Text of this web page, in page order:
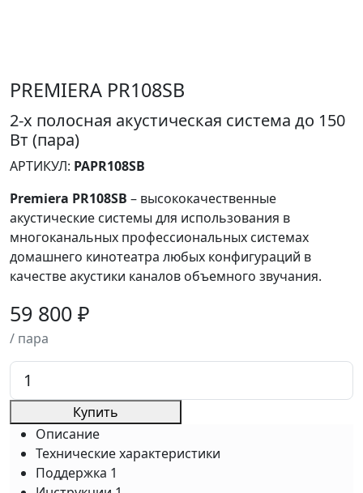
PREMIERA PR108SB
2-х полосная акустическая система до 150
Вт (пара)
АРТИКУЛ: PAPR108SB
Premiera PR108SB – высококачественные
акустические системы для использования в
многоканальных профессиональных системах
домашнего кинотеатра любых конфигураций в
качестве акустики каналов объемного звучания.
59 800 ₽
/ пара
Купить
Описание
Технические характеристики
Поддержка 1